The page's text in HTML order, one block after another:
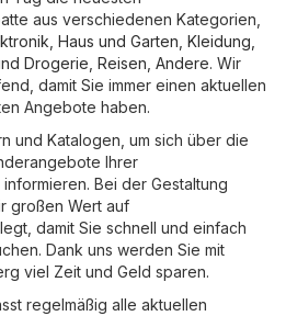
aus verschiedenen Kategorien,
Haus und Garten Kleidung,
Drogerie Reisen Andere. Wir
damit Sie immer einen aktuellen
Angebote haben.
und Katalogen, um sich über die
Ihrer
Bei der Gestaltung
großen Wert auf
damit Sie schnell und einfach
Dank uns werden Sie mit
viel Zeit und Geld sparen.
regelmäßig alle aktuellen